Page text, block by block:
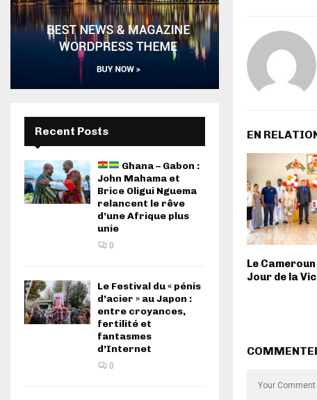
EN
Le
Jour de la
Recent Posts
Ghana – Gabon :
John Mahama et
Brice Oligui Nguema
relancent le rêve
d’une Afrique plus
unie
0
Le Festival du « pénis
d’acier » au Japon :
entre croyances,
fertilité et
fantasmes
d’Internet
0